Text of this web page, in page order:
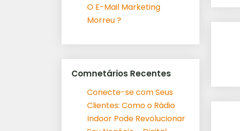
O E-Mail Marketing
Morreu ?
Comnetários Recentes
Conecte-se com Seus
Clientes: Como o Rádio
Indoor Pode Revolucionar